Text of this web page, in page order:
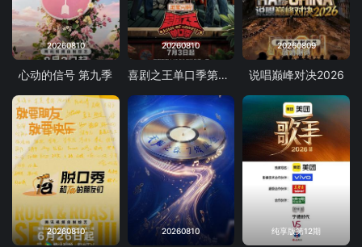
20260810
心动的信号 第九季
20260810
喜剧之王单口季第三季
20260809
说唱巅峰对决2026
20260810 20260810 纯享版第12期